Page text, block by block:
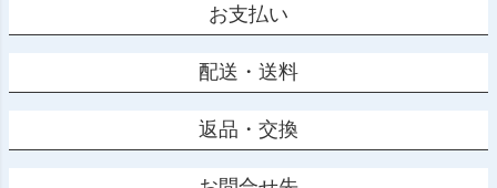
お支払い
配送・送料
返品・交換